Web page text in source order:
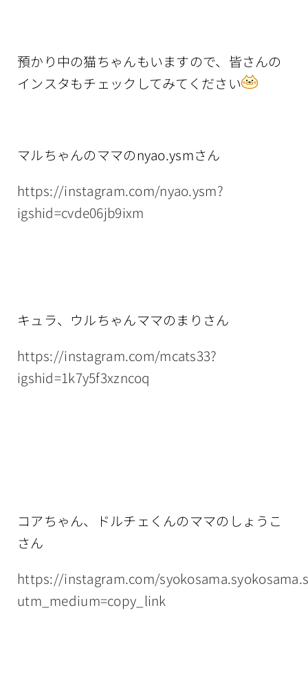
預かり中の猫ちゃんもいますので、皆さんの
インスタもチェックしてみてください
マルちゃんのママのnyao.ysmさん
https://instagram.com/nyao.ysm?
igshid=cvde06jb9ixm
キュラ、ウルちゃんママのまりさん
https://instagram.com/mcats33?
igshid=1k7y5f3xzncoq
コアちゃん、ドルチェくんのママのしょうこ
さん
https://instagram.com/
utm_medium=copy_link